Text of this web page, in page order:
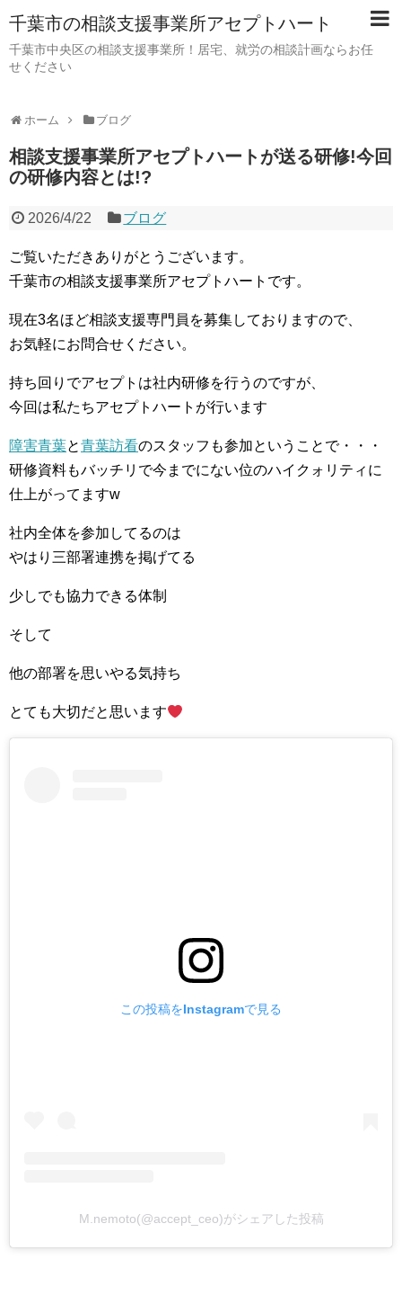
千葉市の相談支援事業所アセプトハート
千葉市中央区の相談支援事業所！居宅、就労の相談計画ならお任
せください
ホーム ブログ
相談支援事業所アセプトハートが送る研修!今回
の研修内容とは!?
2026/4/22 ブログ
ご覧いただきありがとうございます。
千葉市の相談支援事業所アセプトハートです。
現在3名ほど相談支援専門員を募集しておりますので、
お気軽にお問合せください。
持ち回りでアセプトは社内研修を行うのですが、
今回は私たちアセプトハートが行います
障害青葉と青葉訪看のスタッフも参加ということで・・・
研修資料もバッチリで今までにない位のハイクォリティに
仕上がってますw
社内全体を参加してるのは
やはり三部署連携を掲げてる
少しでも協力できる体制
そして
他の部署を思いやる気持ち
とても大切だと思います
この投稿をInstagramで見る
M.nemoto(@accept_ceo)がシェアした投稿